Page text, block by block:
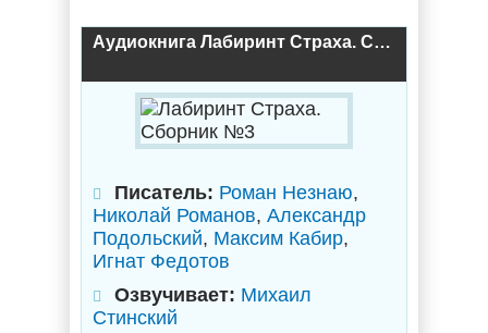
Аудиокнига Лабиринт Страха. Сборник №3
Писатель: Роман Незнаю,
Николай Романов, Александр
Подольский, Максим Кабир,
Игнат Федотов
Озвучивает: Михаил
Стинский